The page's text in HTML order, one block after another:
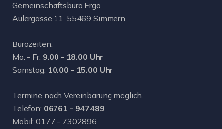
Gemeinschaftsbüro Ergo
Aulergasse 11, 55469 Simmern
Bürozeiten:
Mo. - Fr. 9.00 - 18.00 Uhr
Samstag: 10.00 - 15.00 Uhr
Termine nach Vereinbarung möglich.
Telefon: 06761 - 947489
Mobil: 0177 - 7302896